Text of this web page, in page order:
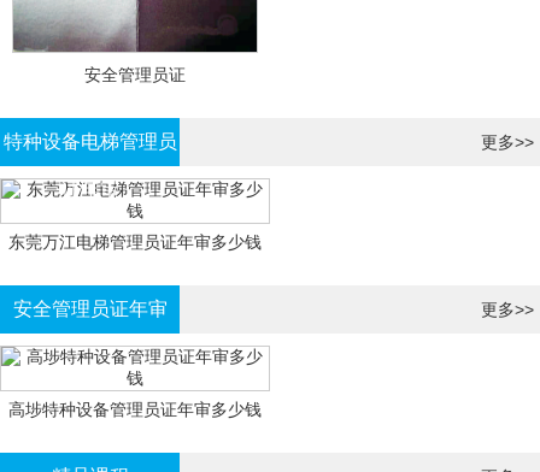
安全管理员证
特种设备电梯管理员
证年审
更多>>
东莞万江电梯管理员证年审多少钱
安全管理员证年审 更多>>
高埗特种设备管理员证年审多少钱